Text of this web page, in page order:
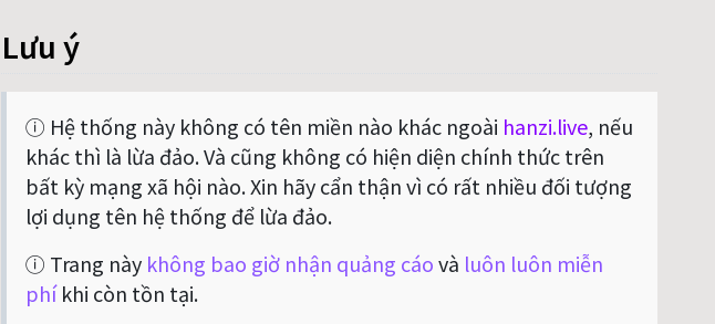
Lưu ý
ⓘ Hệ thống này không có tên miền nào khác ngoài hanzi.live, nếu
khác thì là lừa đảo. Và cũng không có hiện diện chính thức trên
bất kỳ mạng xã hội nào. Xin hãy cẩn thận vì có rất nhiều đối tượng
lợi dụng tên hệ thống để lừa đảo.
ⓘ Trang này không bao giờ nhận quảng cáovà luôn luôn miễn
phíkhi còn tồn tại.